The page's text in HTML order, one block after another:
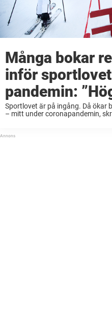
Många bokar
inför
pandemin:
Sportlovet är på ingång. Då ökar
– mitt under coronapandemin,